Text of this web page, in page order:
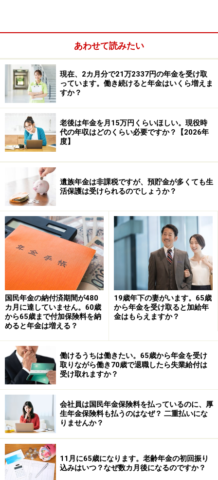
なるまでの40年間（480カ月）です。加入期間である40
年間の間に、未納期間や免除期間がある人は、支給され
る老齢基礎年金額が減額されます。
相談者が、未納期間や免除期間が全くなく、20歳から60
歳になるまで国民年金の第3号被保険者であると仮定す
れば、老齢基礎年金を満額（令和5年度は79万5000円、
新規裁定者）受け取れるということになります。
※年金プチ相談コーナーに取り上げてほしい質問がある
こちらから応募するか、コメント欄への書き込みを
お願いします。
監修・文／深川 弘恵（ファイナンシャルプランナー）
※記事内容は執筆時点のものです。最新の内容をご確認くださ
い。
本記事の内容は一般的な情報提供を目的としており、特定の金融
商品や投資行動を推奨するものではありません。
投資や資産運用に関する最終的なご判断はご自身の責任において
行ってください。
掲載情報の正確性・完全性については十分に配慮しております
が、その内容を保証するものではなく、これに基づく損失・損害
などについて当社は一切の責任を負いません。
最新の情報や詳細については、必ず各金融機関やサービス提供者
の公式情報をご確認ください。
あわせて読みたい
現在、2カ月分で21万2337円の年金を受け取
っています。働き続けると年金はいくら増えま
すか？
老後は年金を月15万円くらいほしい。現役時
代の年収はどのくらい必要ですか？【2026年
度】
遺族年金は非課税ですが、預貯金が多くても生
活保護は受けられるのでしょうか？
国民年金の納付済期間が480
カ月に達していません。60歳
から65歳まで付加保険料を納
めると年金は増える？
19歳年下の妻がいます。65歳
から年金を受け取ると加給年
金はもらえますか？
働けるうちは働きたい。65歳から年金を受け
取りながら働き70歳で退職したら失業給付は
受け取れますか？
会社員は国民年金保険料を払っているのに、厚
生年金保険料も払うのはなぜ？ 二重払いにな
りませんか？
11月に65歳になります。老齢年金の初回振り
込みはいつ？なぜ数カ月後になるのですか？